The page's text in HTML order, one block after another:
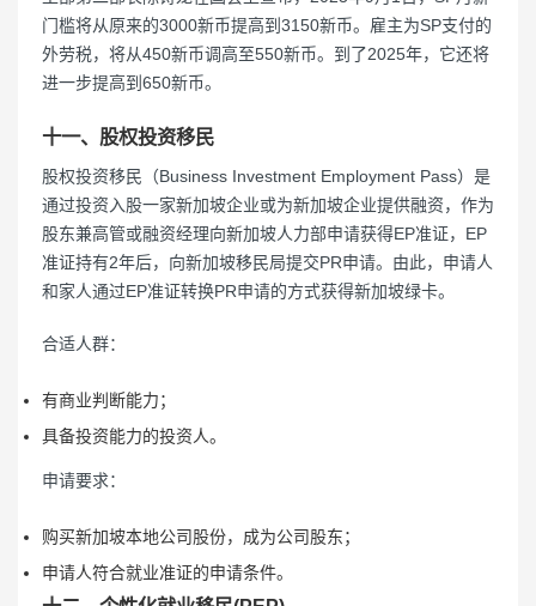
门槛将从原来的3000新币提高到3150新币。雇主为SP支付的
外劳税，将从450新币调高至550新币。到了2025年，它还将
进一步提高到650新币。
十一、股权投资移民
股权投资移民（Business Investment Employment Pass）是
通过投资入股一家新加坡企业或为新加坡企业提供融资，作为
股东兼高管或融资经理向新加坡人力部申请获得EP准证，EP
准证持有2年后，向新加坡移民局提交PR申请。由此，申请人
和家人通过EP准证转换PR申请的方式获得新加坡绿卡。
合适人群：
有商业判断能力；
具备投资能力的投资人。
申请要求：
购买新加坡本地公司股份，成为公司股东；
申请人符合就业准证的申请条件。